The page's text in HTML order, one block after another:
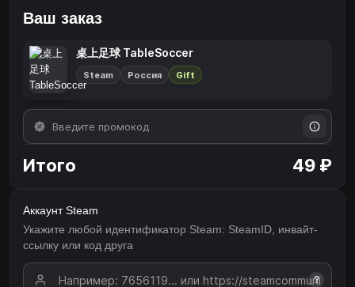
Ваш заказ
桌上足球 TableSoccer
Steam Россия Gift
Итого 49 ₽
Аккаунт Steam
Укажите любой идентификатор Steam: SteamID, инвайт-
ссылку или код друга
?